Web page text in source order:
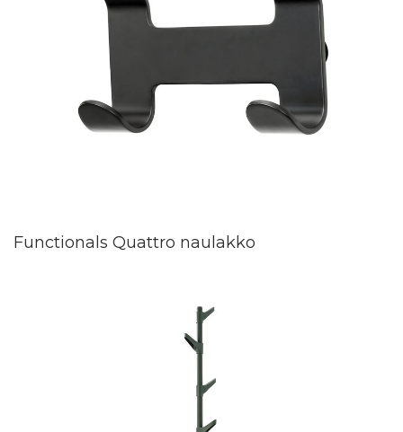
Functionals Quattro naulakko